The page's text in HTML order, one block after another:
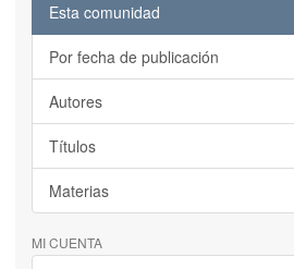
Esta comunidad
Por fecha de publicación
Autores
Títulos
Materias
MI CUENTA